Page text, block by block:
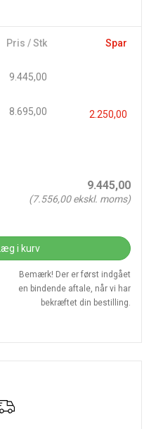
Pris / Stk Spar
9.445,00
8.695,00 2.250,00
9.445,00
(7.556,00ekskl. moms)
Læg i kurv
Bemærk! Der er først indgået
en bindende aftale, når vi har
bekræftet din bestilling.